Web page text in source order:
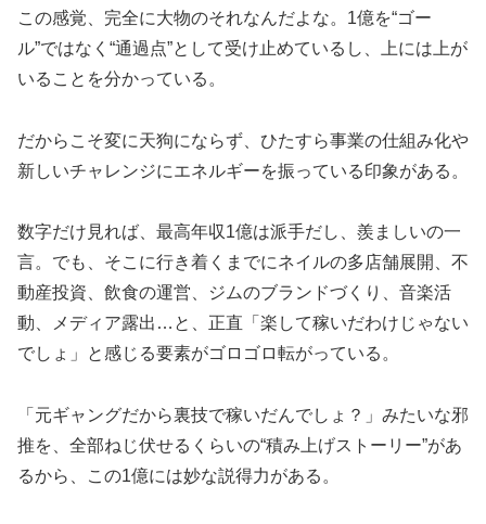
この感覚、完全に大物のそれなんだよな。1億を“ゴー
ル”ではなく“通過点”として受け止めているし、上には上が
いることを分かっている。
だからこそ変に天狗にならず、ひたすら事業の仕組み化や
新しいチャレンジにエネルギーを振っている印象がある。
数字だけ見れば、最高年収1億は派手だし、羨ましいの一
言。でも、そこに行き着くまでにネイルの多店舗展開、不
動産投資、飲食の運営、ジムのブランドづくり、音楽活
動、メディア露出…と、正直「楽して稼いだわけじゃない
でしょ」と感じる要素がゴロゴロ転がっている。
「元ギャングだから裏技で稼いだんでしょ？」みたいな邪
推を、全部ねじ伏せるくらいの“積み上げストーリー”があ
るから、この1億には妙な説得力がある。